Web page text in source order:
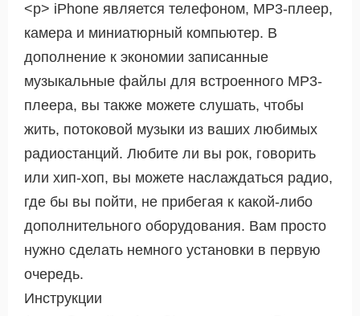
<р> iPhone является телефоном, MP3-плеер,
камера и миниатюрный компьютер. В
дополнение к экономии записанные
музыкальные файлы для встроенного MP3-
плеера, вы также можете слушать, чтобы
жить, потоковой музыки из ваших любимых
радиостанций. Любите ли вы рок, говорить
или хип-хоп, вы можете наслаждаться радио,
где бы вы пойти, не прибегая к какой-либо
дополнительного оборудования. Вам просто
нужно сделать немного установки в первую
очередь.
Инструкции